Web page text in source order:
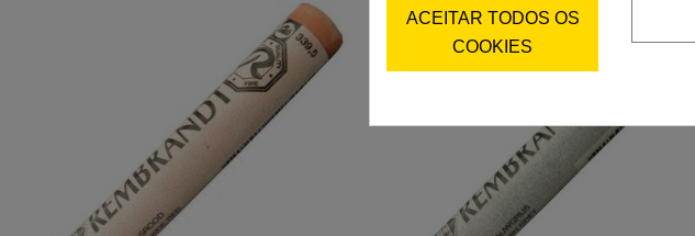
ACEITAR TODOS OS
COOKIES